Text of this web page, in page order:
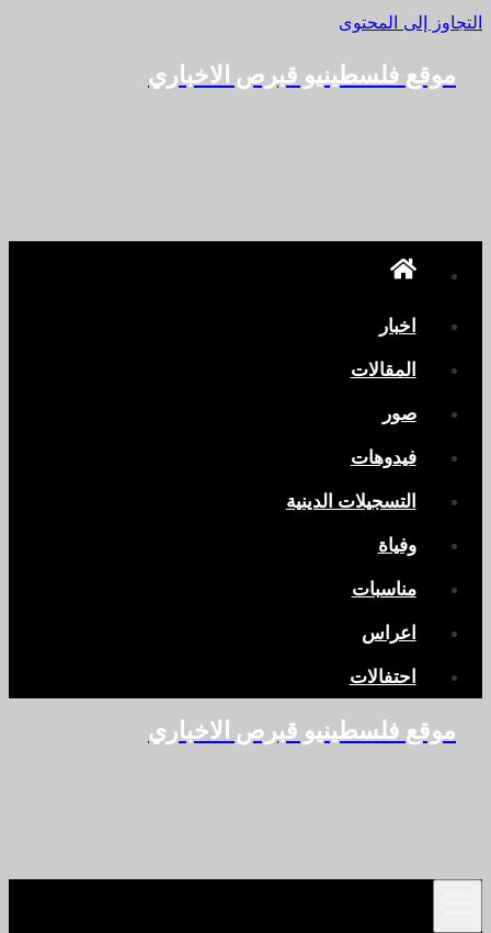
التجاوز إلى المحتوى
موقع فلسطينيو قبرص الاخباري
اخبار
المقالات
صور
فيدوهات
التسجيلات الدينية
وفياة
مناسبات
اعراس
احتفالات
موقع فلسطينيو قبرص الاخباري